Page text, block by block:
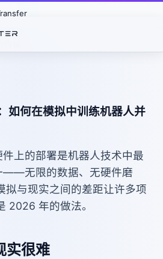
如何在模拟中训练机器人并
上的部署是机器人技术中最
——无限的数据、无硬件磨
拟与现实之间的差距让许多项
2026 年的做法。
实很难